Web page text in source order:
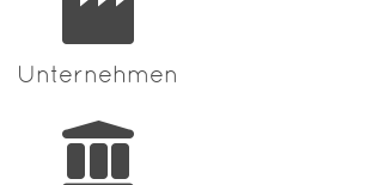
Unter­nehmen